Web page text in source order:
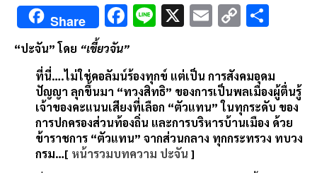
Share F
ac
b
o
o
k
Li X E
l
C
Li
n
k
e
“ปะจัน” โดย “เขี้ยวจัน”
ที่นี่….ไม่ใช่คอลัมน์ร้องทุกข์ แต่เป็น การสังคมอุดม
ปัญญา ลุกขึ้นมา “ทวงสิทธิ” ของการเป็นพลเมืองผู้ตื่นรู้
เจ้าของคะแนนเสียงที่เลือก “ตัวแทน” ในทุกระดับ ของ
การปกครองส่วนท้องถิ่น และการบริหารบ้านเมือง ด้วย
ข้าราชการ “ตัวแทน” จากส่วนกลาง ทุกกระทรวง ทบวง
กรม…[ หน้ารวมบทความ ปะจัน ]